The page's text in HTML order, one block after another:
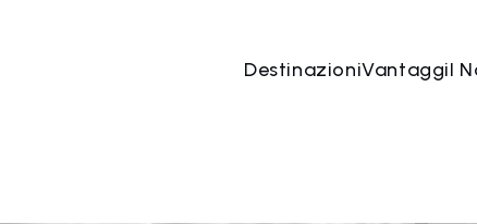
DestinazioniVantaggiI